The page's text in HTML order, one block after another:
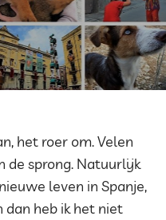
het roer om. Velen
de sprong. Natuurlijk
leven in Spanje,
dan heb ik het niet